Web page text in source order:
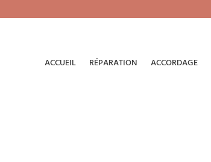
ACCUEIL RÉPARATION ACCORDAGE